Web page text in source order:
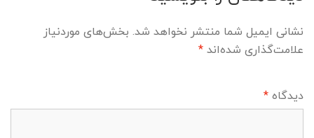
نشانی ایمیل شما منتشر نخواهد شد. بخش‌های موردنیاز
علامت‌گذاری شده‌اند *
دیدگاه *